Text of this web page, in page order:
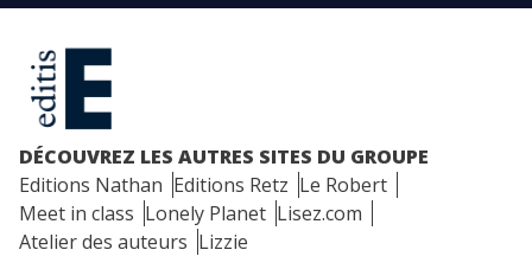
DÉCOUVREZ LES AUTRES SITES DU GROUPE
Editions Nathan Editions Retz Le Robert
Meet in class Lonely Planet Lisez.com
Atelier des auteurs Lizzie